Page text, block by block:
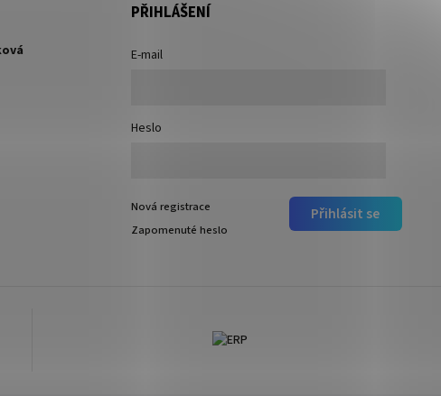
PŘIHLÁŠENÍ
E-mail
Heslo
Přihlásit se
Nová registrace
Zapomenuté heslo